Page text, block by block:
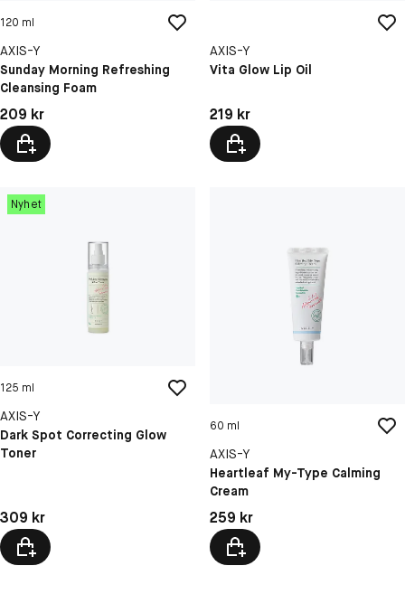
120 ml
AXIS-Y
Sunday Morning Refreshing
Cleansing Foam
Pris: 209 kr
209 kr
AXIS-Y
Vita Glow Lip Oil
Pris: 219 kr
219 kr
Nyhet
125 ml
AXIS-Y
Dark Spot Correcting Glow
Toner
Pris: 309 kr
309 kr
60 ml
AXIS-Y
Heartleaf My-Type Calming
Cream
Pris: 259 kr
259 kr